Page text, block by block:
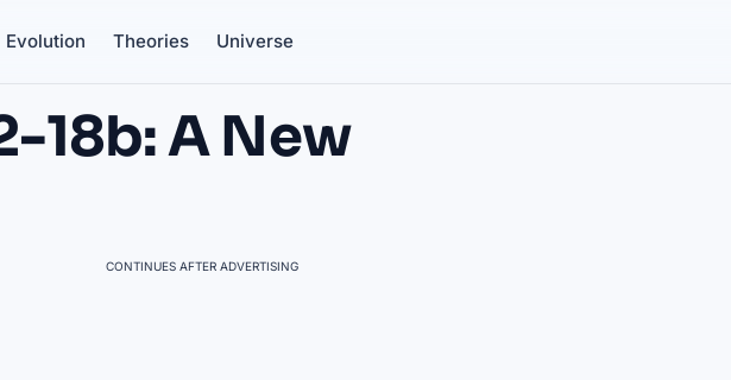
Evolution Theories Universe
18b: A New
CONTINUES AFTER ADVERTISING